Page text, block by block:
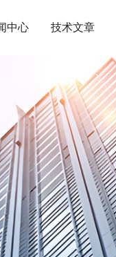
中心 技术文章